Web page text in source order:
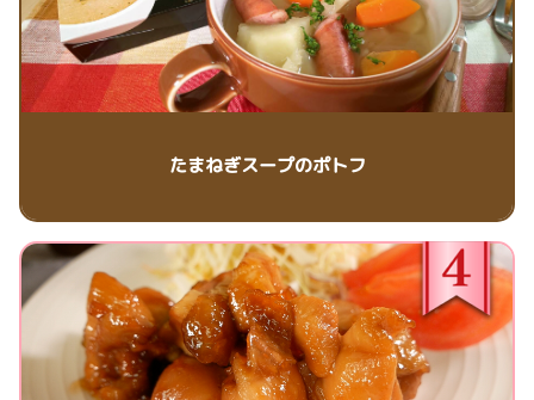
たまねぎスープのポトフ